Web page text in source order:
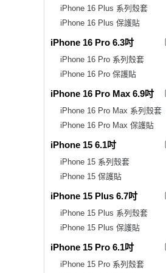
iPhone 16 Plus 系列殼套
iPhone 16 Plus 保護貼
iPhone 16 Pro 6.3吋
iPhone 16 Pro 系列殼套
iPhone 16 Pro 保護貼
iPhone 16 Pro Max 6.9吋
iPhone 16 Pro Max 系列殼套
iPhone 16 Pro Max 保護貼
iPhone 15 6.1吋
iPhone 15 系列殼套
iPhone 15 保護貼
iPhone 15 Plus 6.7吋
iPhone 15 Plus 系列殼套
iPhone 15 Plus 保護貼
iPhone 15 Pro 6.1吋
iPhone 15 Pro 系列殼套